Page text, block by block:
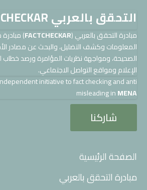
التحقق بالعربي FACTCHECKAR
مبادرة التحقق بالعربي (FACTCHECKAR
)
المعلومات وكشف التضليل، والبحث عن مصادر
الصحيحة، ومواجهة نظريات المؤامرة ورصد
الإعلام ومواقع التواصل الاجتماعي.
initiative to fact checking and anti
misleading inMENA
شاركنا
الصفحة الرئيسية
مبادرة التحقق بالعربي